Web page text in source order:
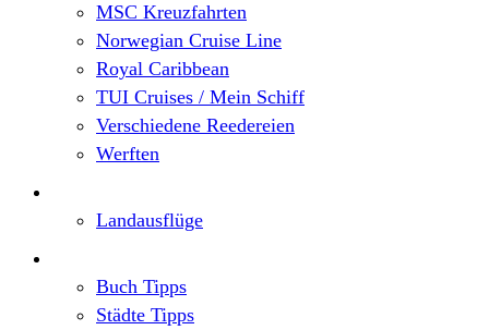
MSC Kreuzfahrten
Norwegian Cruise Line
Royal Caribbean
TUI Cruises / Mein Schiff
Verschiedene Reedereien
Werften
Landausflüge
Buch Tipps
Städte Tipps